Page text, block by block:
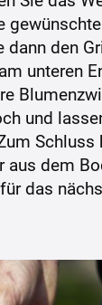
dann den
unteren
und
Schluss
aus dem
das